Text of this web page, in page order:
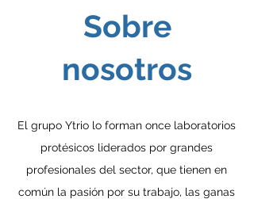
Sobre
nosotros
El grupo Ytrio lo forman once laboratorios
protésicos liderados por grandes
profesionales del sector, que tienen en
común la pasión por su trabajo, las ganas